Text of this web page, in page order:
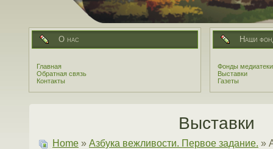
О нас
Главная
Обратная связь
Контакты
Наши
Фонды медиатеки
Выставки
Газеты
Выставки
Home » Азбука вежливости. Первое задание. »